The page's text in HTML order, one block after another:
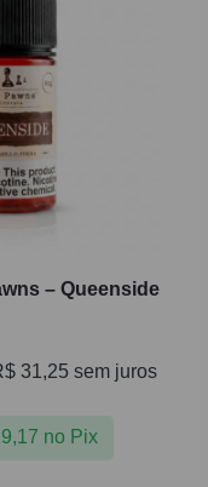
– Queenside
31,25 sem juros
no Pix